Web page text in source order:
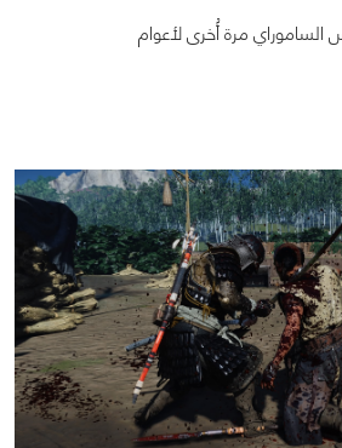
0
0
مرة أُخرى لأعوام